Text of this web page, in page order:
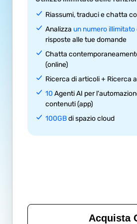
Riassumi, traduci e chatta
Analizza un numero illimitato
risposte alle tue domande
Chatta
(online)
Ricerca di articoli + Ricerca
10 Agenti AI per
contenuti (app)
100GBdi spazio cloud
Acquista